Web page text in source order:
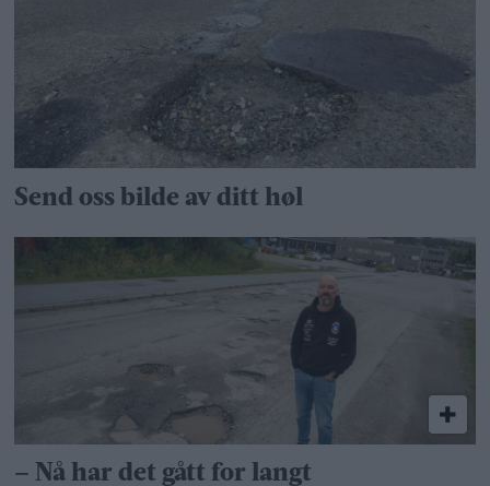
Send oss bilde av ditt høl
– Nå har det gått for langt